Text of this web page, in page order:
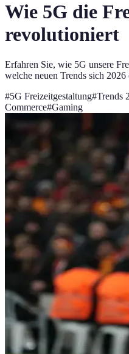
Wie 5G die
revolutioniert
Erfahren Sie, wie 5G unsere
welche neuen Trends sich
#5G Freizeitgestaltung#Trends
Commerce#Gaming